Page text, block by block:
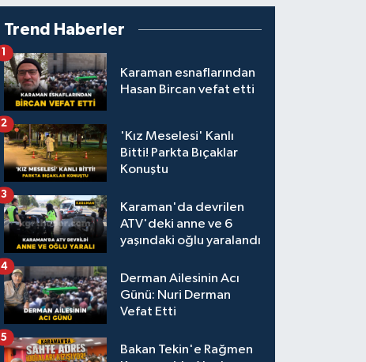
Trend Haberler
Karaman esnaflarından
Hasan Bircan vefat etti
1
'Kız Meselesi' Kanlı
Bitti! Parkta Bıçaklar
Konuştu
2
Karaman'da devrilen
ATV'deki anne ve 6
yaşındaki oğlu yaralandı
3
Derman Ailesinin Acı
Günü: Nuri Derman
Vefat Etti
4
Bakan Tekin'e Rağmen
5